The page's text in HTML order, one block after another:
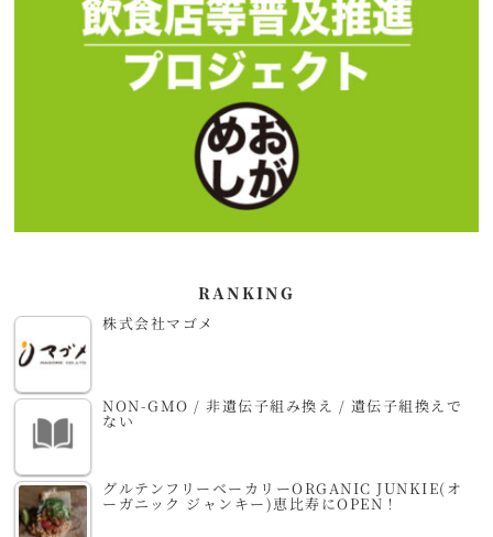
RANKING
株式会社マゴメ
NON-GMO / 非遺伝子組み換え / 遺伝子組換えで
ない
グルテンフリーベーカリーORGANIC JUNKIE(オ
ーガニック ジャンキー)恵比寿にOPEN！